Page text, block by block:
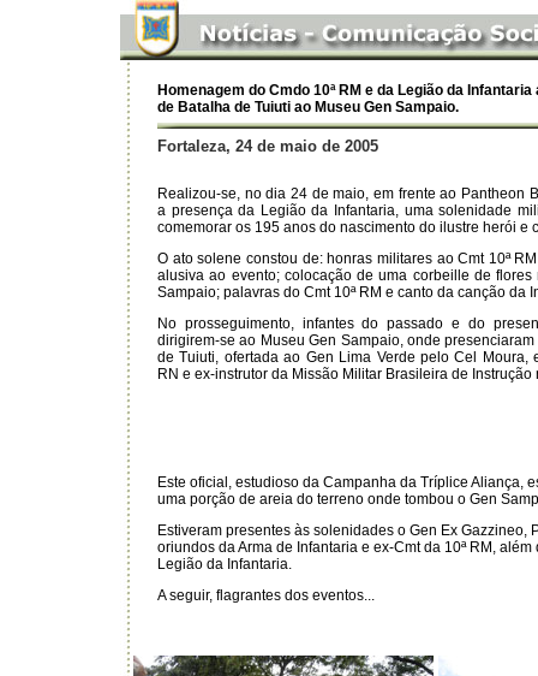
Homenagem do Cmdo 10ª RM e da Legião da
de Batalha de Tuiuti ao Museu Gen Sampaio.
Fortaleza, 24 de maio de 2005
Realizou-se, no dia 24 de maio, em frente ao Pantheon
a presença da Legião da Infantaria, uma solenidade
comemorar os 195 anos do nascimento do ilustre herói e
O ato solene constou de: honras militares ao Cmt 10ª
alusiva ao evento; colocação de uma corbeille de
Sampaio; palavras do Cmt 10ª RM e canto da canção da
No prosseguimento, infantes do passado e do
dirigirem-se ao Museu Gen Sampaio, onde
de Tuiuti, ofertada ao Gen Lima Verde pelo Cel Moura,
RN e ex-instrutor da Missão Militar Brasileira de Instrução
Este oficial, estudioso da Campanha da Tríplice Aliança,
uma porção de areia do terreno onde tombou o Gen
Estiveram presentes às solenidades o Gen Ex
oriundos da Arma de Infantaria e ex-Cmt da 10ª RM,
Legião da Infantaria.
A seguir, flagrantes dos eventos...